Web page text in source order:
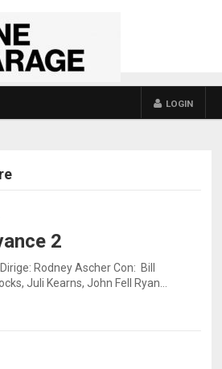
LOGIN
2
Rodney Ascher Con: Bill
Juli Kearns, John Fell Ryan…